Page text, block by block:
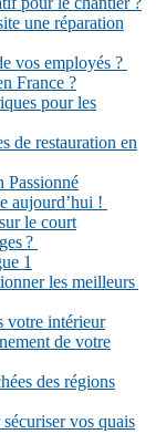
une réparation
vos employés ?
France ?
pour les
de restauration en
Passionné
aujourd’hui !
le court
?
1
les meilleurs
votre intérieur
de votre
des régions
vos quais